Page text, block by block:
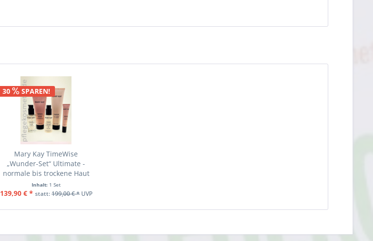
30 SPAREN!
Mary Kay TimeWise
„Wunder-Set“ Ultimate -
normale bis trockene Haut
Inhalt: 1 Set
139,90 € * statt:199,00 € *UVP